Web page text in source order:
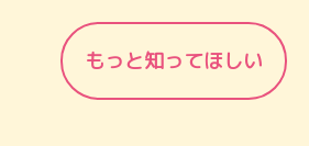
もっと知ってほしい